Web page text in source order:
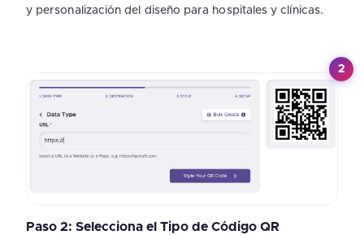
y personalización del diseño para hospitales y clínicas.
2
Paso 2: Selecciona el Tipo de Código QR